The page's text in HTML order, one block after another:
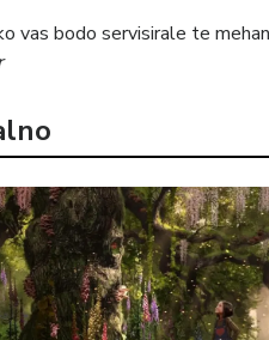
vas bodo servisirale te